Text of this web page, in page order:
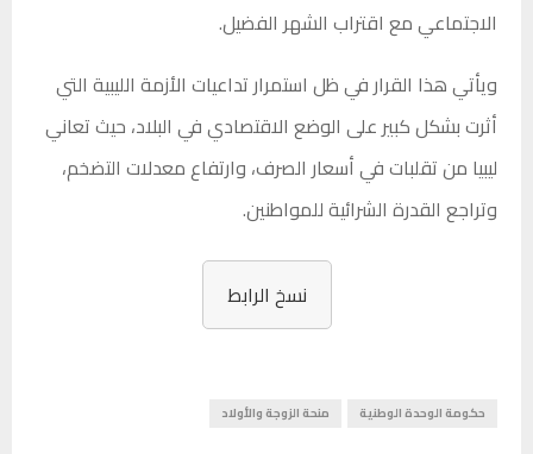
الاجتماعي مع اقتراب الشهر الفضيل.
ويأتي هذا القرار في ظل استمرار تداعيات الأزمة الليبية التي
أثرت بشكل كبير على الوضع الاقتصادي في البلاد، حيث تعاني
ليبيا من تقلبات في أسعار الصرف، وارتفاع معدلات التضخم،
وتراجع القدرة الشرائية للمواطنين.
نسخ الرابط
حكومة الوحدة الوطنية منحة الزوجة والأولاد